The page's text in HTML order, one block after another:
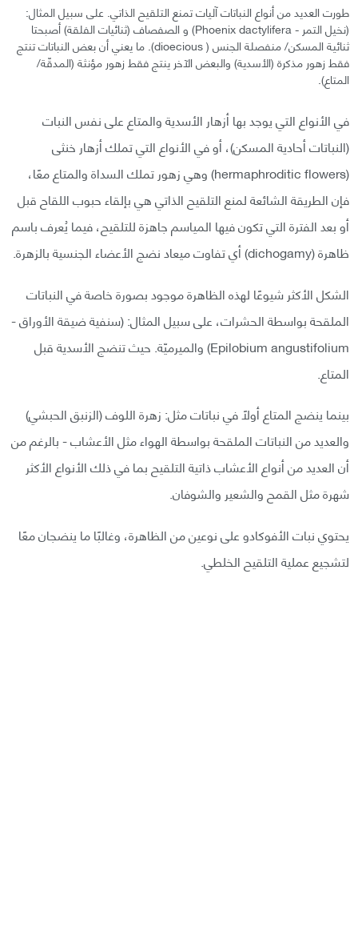
طورت العديد من أنواع النباتات آليات تمنع التلقيح الذاتي. على سبيل المثال:
(نخيل التمر - Phoenix dactylifera) و الصفصاف (ثنائيات الفلقة) أصبحتا
ثنائية المسكن/ منفصلة الجنس ( dioecious). ما يعني أن بعض النباتات تنتج
فقط زهور مذكرة (الأسدية) والبعض الآخر ينتج فقط زهور مؤنثة (المدقّة/
المتاع).
في الأنواع التي يوجد بها أزهار الأسدية والمتاع على نفس النبات
(النباتات أحادية المسكن)، أو في الأنواع التي تملك أزهار خنثى
(hermaphroditic flowers) وهي زهور تملك السداة والمتاع معًا،
فإن الطريقة الشائعة لمنع التلقيح الذاتي هي بإلقاء حبوب اللقاح قبل
أو بعد الفترة التي تكون فيها المياسم جاهزة للتلقيح، فيما يُعرف باسم
ظاهرة (dichogamy) أي تفاوت ميعاد نضج الأعضاء الجنسية بالزهرة.
الشكل الأكثر شيوعًا لهذه الظاهرة موجود بصورة خاصة في النباتات
الملقحة بواسطة الحشرات، على سبيل المثال: (سنفية ضيقة الأوراق -
Epilobium angustifolium) والميرميّة. حيث تنضج الأسدية قبل
المتاع.
بينما ينضج المتاع أولًا في نباتات مثل: زهرة اللوف (الزنبق الحبشي)
والعديد من النباتات الملقحة بواسطة الهواء مثل الأعشاب - بالرغم من
أن العديد من أنواع الأعشاب ذاتية التلقيح بما في ذلك الأنواع الأكثر
شهرة مثل القمح والشعير والشوفان.
يحتوي نبات الأفوكادو على نوعين من الظاهرة، وغالبًا ما ينضجان معًا
لتشجيع عملية التلقيح الخلطي.